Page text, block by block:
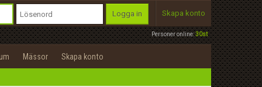
Personer online:30st
Logga in Skapa konto
Mässor Skapa konto